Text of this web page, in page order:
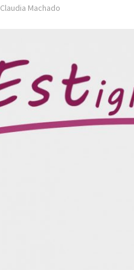
Claudia Machado